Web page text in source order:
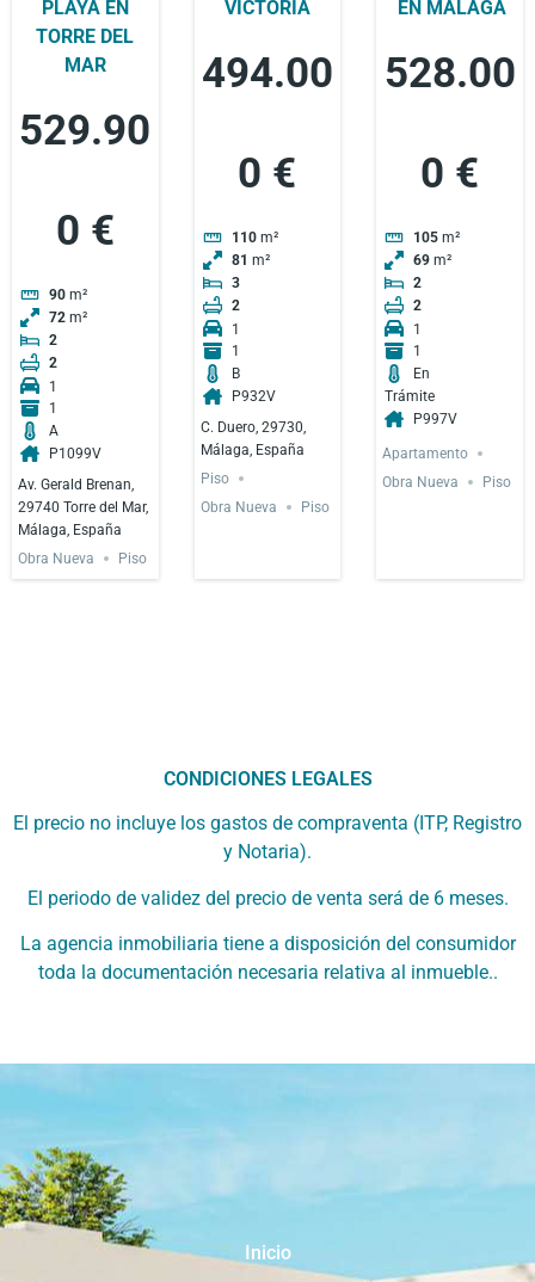
PLAYA EN
TORRE DEL
MAR
529.90
0 €
90 m²
72 m²
2
2
1
1
A
P1099V
Av. Gerald Brenan,
29740 Torre del Mar,
Málaga, España
Obra Nueva
Piso
VICTORIA
494.00
0 €
110 m²
81 m²
3
2
1
1
B
P932V
C. Duero, 29730,
Málaga, España
Piso
Obra Nueva
Piso
EN MÁLAGA
528.00
0 €
105 m²
69 m²
2
2
1
1
En
Trámite
P997V
Apartamento
Obra Nueva
Piso
CONDICIONES LEGALES
El precio no incluye los gastos de compraventa (ITP, Registro
y Notaria).
El periodo de validez del precio de venta será de 6 meses.
La agencia inmobiliaria tiene a disposición del consumidor
toda la documentación necesaria relativa al inmueble..
Inicio